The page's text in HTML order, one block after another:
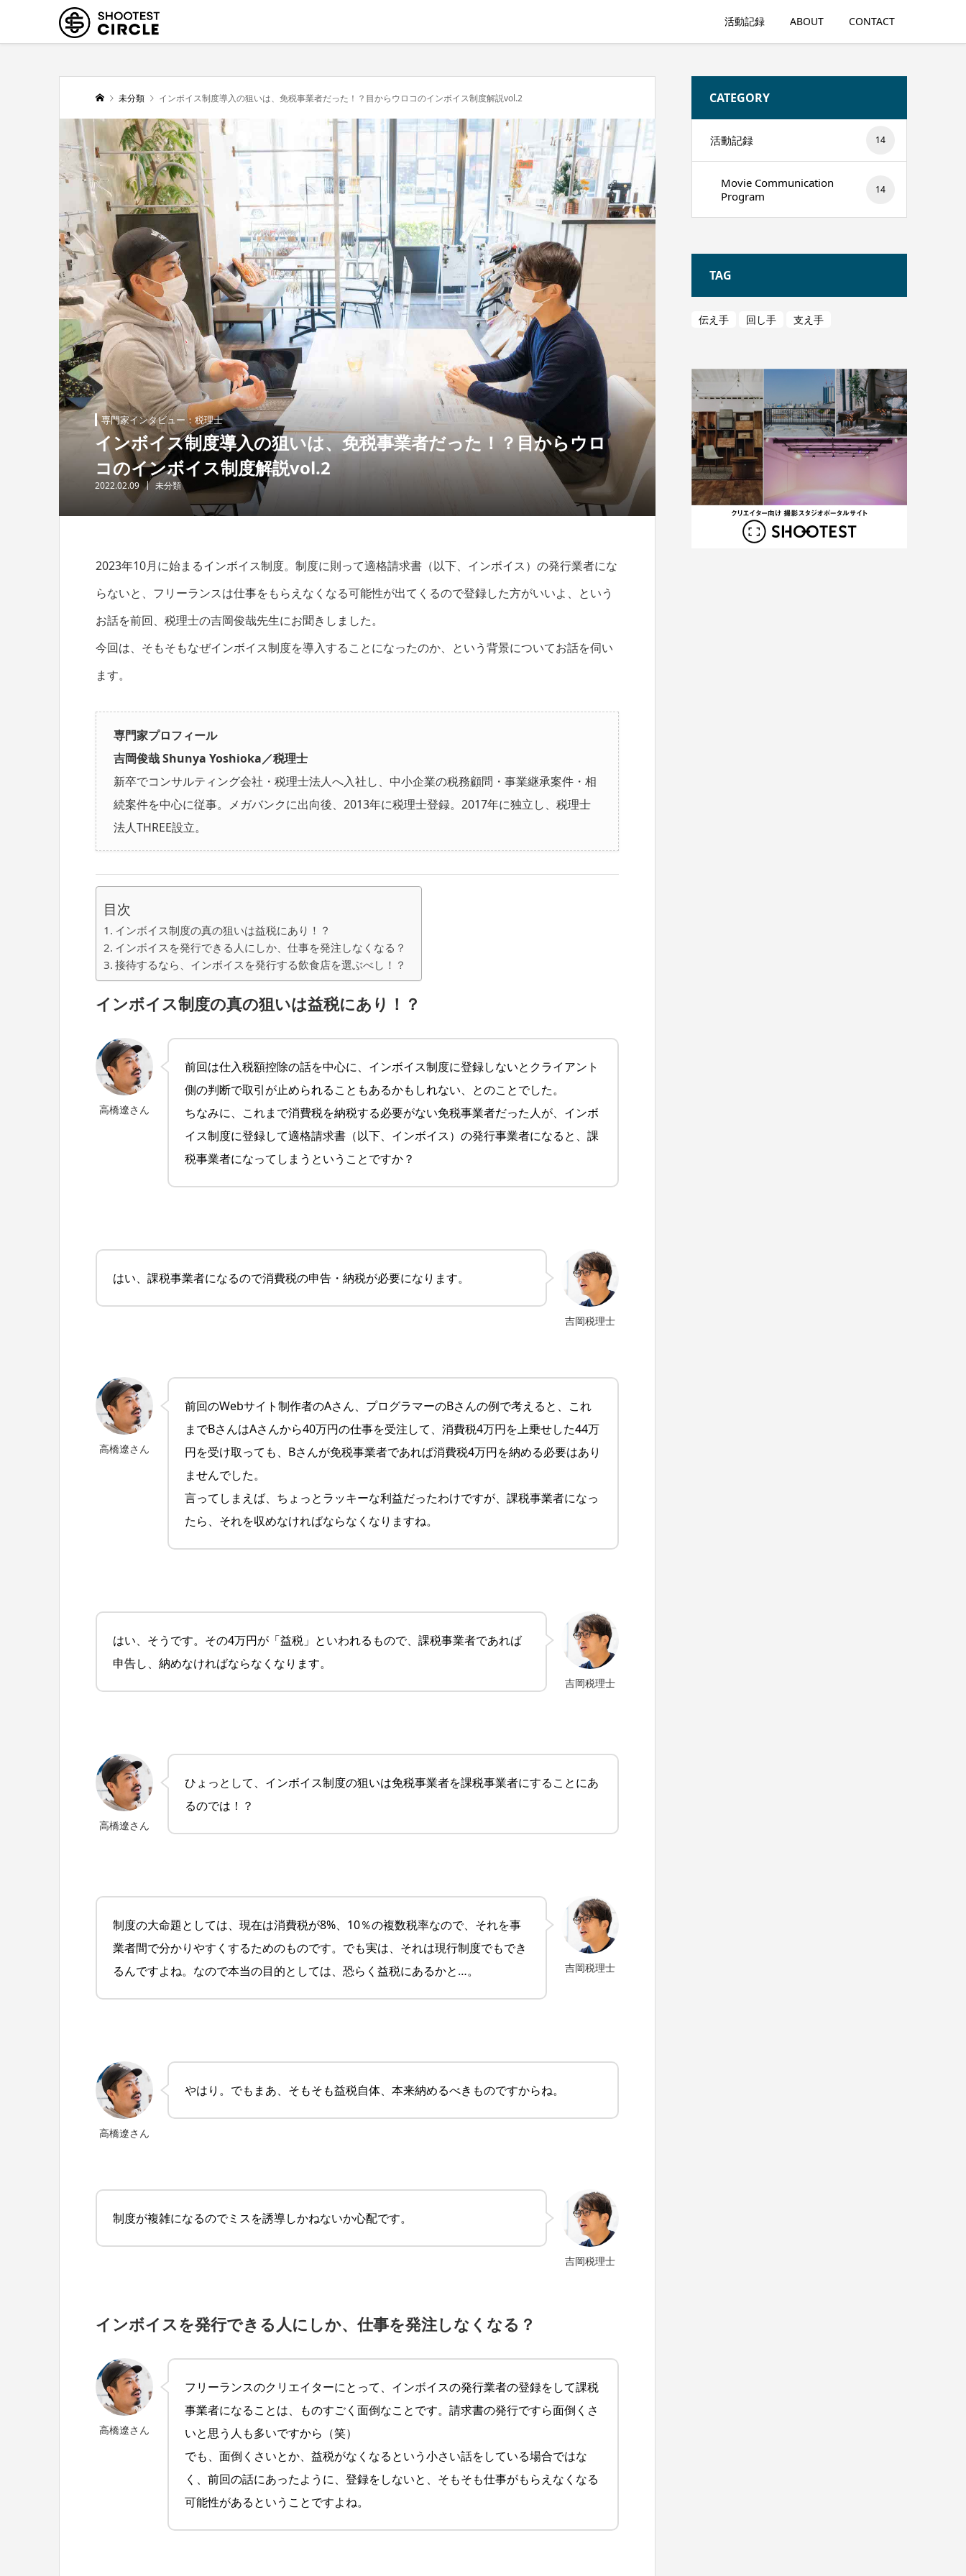
活動記録 ABOUT CONTACT
未分類 インボイス制度導入の狙いは、免税事業者だった！？目からウロコのインボイス制度解説vol.2
専門家インタビュー：税理士
インボイス制度導入の狙いは、免税事業者だった！？目からウロ
コのインボイス制度解説vol.2
2022.02.09 未分類
2023年10月に始まるインボイス制度。制度に則って適格請求書（以下、インボイス）の発行業者にな
らないと、フリーランスは仕事をもらえなくなる可能性が出てくるので登録した方がいいよ、という
お話を前回、税理士の吉岡俊哉先生にお聞きしました。
今回は、そもそもなぜインボイス制度を導入することになったのか、という背景についてお話を伺い
ます。
専門家プロフィール
吉岡俊哉 Shunya Yoshioka／税理士
新卒でコンサルティング会社・税理士法人へ入社し、中小企業の税務顧問・事業継承案件・相
続案件を中心に従事。メガバンクに出向後、2013年に税理士登録。2017年に独立し、税理士
法人THREE設立。
目次
インボイス制度の真の狙いは益税にあり！？
インボイスを発行できる人にしか、仕事を発注しなくなる？
接待するなら、インボイスを発行する飲食店を選ぶべし！？
インボイス制度の真の狙いは益税にあり！？
高橋遼さん
前回は仕入税額控除の話を中心に、インボイス制度に登録しないとクライアント
側の判断で取引が止められることもあるかもしれない、とのことでした。
ちなみに、これまで消費税を納税する必要がない免税事業者だった人が、インボ
イス制度に登録して適格請求書（以下、インボイス）の発行事業者になると、課
税事業者になってしまうということですか？
吉岡税理士
はい、課税事業者になるので消費税の申告・納税が必要になります。
高橋遼さん
前回のWebサイト制作者のAさん、プログラマーのBさんの例で考えると、これ
までBさんはAさんから40万円の仕事を受注して、消費税4万円を上乗せした44万
円を受け取っても、Bさんが免税事業者であれば消費税4万円を納める必要はあり
ませんでした。
言ってしまえば、ちょっとラッキーな利益だったわけですが、課税事業者になっ
たら、それを収めなければならなくなりますね。
吉岡税理士
はい、そうです。その4万円が「益税」といわれるもので、課税事業者であれば
申告し、納めなければならなくなります。
高橋遼さん
ひょっとして、インボイス制度の狙いは免税事業者を課税事業者にすることにあ
るのでは！？
吉岡税理士
制度の大命題としては、現在は消費税が8%、10％の複数税率なので、それを事
業者間で分かりやすくするためのものです。でも実は、それは現行制度でもでき
るんですよね。なので本当の目的としては、恐らく益税にあるかと…。
高橋遼さん
やはり。でもまあ、そもそも益税自体、本来納めるべきものですからね。
吉岡税理士
制度が複雑になるのでミスを誘導しかねないか心配です。
インボイスを発行できる人にしか、仕事を発注しなくなる？
高橋遼さん
フリーランスのクリエイターにとって、インボイスの発行業者の登録をして課税
事業者になることは、ものすごく面倒なことです。請求書の発行ですら面倒くさ
いと思う人も多いですから（笑）
でも、面倒くさいとか、益税がなくなるという小さい話をしている場合ではな
く、前回の話にあったように、登録をしないと、そもそも仕事がもらえなくなる
可能性があるということですよね。
CATEGORY
活動記録 14
Movie Communication
Program
14
TAG
伝え手 回し手 支え手